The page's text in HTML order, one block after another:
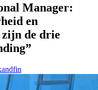
Manager:
en
de drie